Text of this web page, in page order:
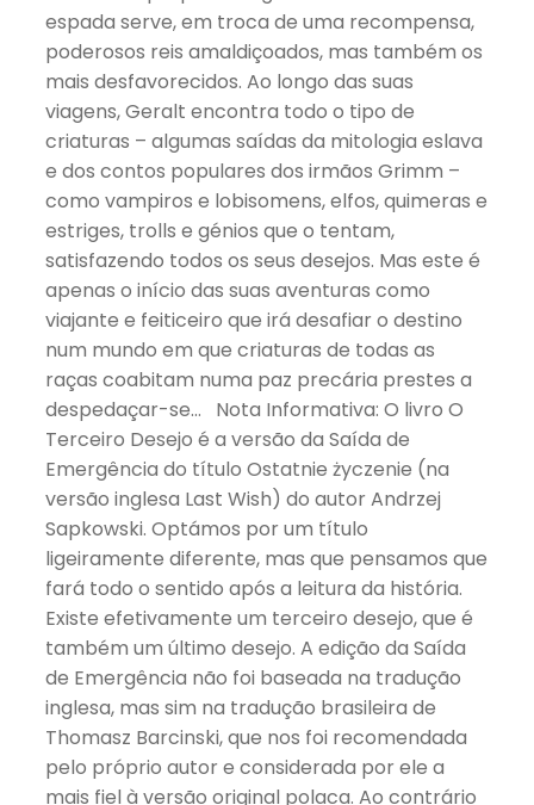
espada serve, em troca de uma recompensa,
poderosos reis amaldiçoados, mas também os
mais desfavorecidos. Ao longo das suas
viagens, Geralt encontra todo o tipo de
criaturas – algumas saídas da mitologia eslava
e dos contos populares dos irmãos Grimm –
como vampiros e lobisomens, elfos, quimeras e
estriges, trolls e génios que o tentam,
satisfazendo todos os seus desejos. Mas este é
apenas o início das suas aventuras como
viajante e feiticeiro que irá desafiar o destino
num mundo em que criaturas de todas as
raças coabitam numa paz precária prestes a
despedaçar-se… Nota Informativa: O livro O
Terceiro Desejo é a versão da Saída de
Emergência do título Ostatnie życzenie (na
versão inglesa Last Wish) do autor Andrzej
Sapkowski. Optámos por um título
ligeiramente diferente, mas que pensamos que
fará todo o sentido após a leitura da história.
Existe efetivamente um terceiro desejo, que é
também um último desejo. A edição da Saída
de Emergência não foi baseada na tradução
inglesa, mas sim na tradução brasileira de
Thomasz Barcinski, que nos foi recomendada
pelo próprio autor e considerada por ele a
mais fiel à versão original polaca. Ao contrário